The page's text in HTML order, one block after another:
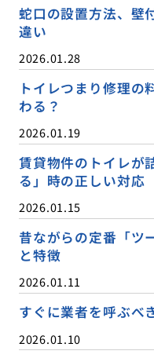
蛇口の設置方法、壁
違い
2026.01.28
トイレつまり修理の
わる？
2026.01.19
賃貸物件のトイレが
る」時の正しい対応
2026.01.15
昔ながらの定番「ツ
と特徴
2026.01.11
すぐに業者を呼ぶべ
2026.01.10